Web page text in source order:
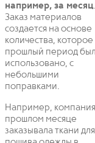
например, за месяц.
Заказ материалов
создается на основе
количества, которое
прошлый период
использовано, с
небольшими
поправками.
Например,
прошлом месяце
заказывала ткани для